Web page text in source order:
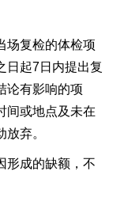
复检的体检项
日起7日内提出复
论有影响的项
间或地点及未在
弃。
成的缺额，不